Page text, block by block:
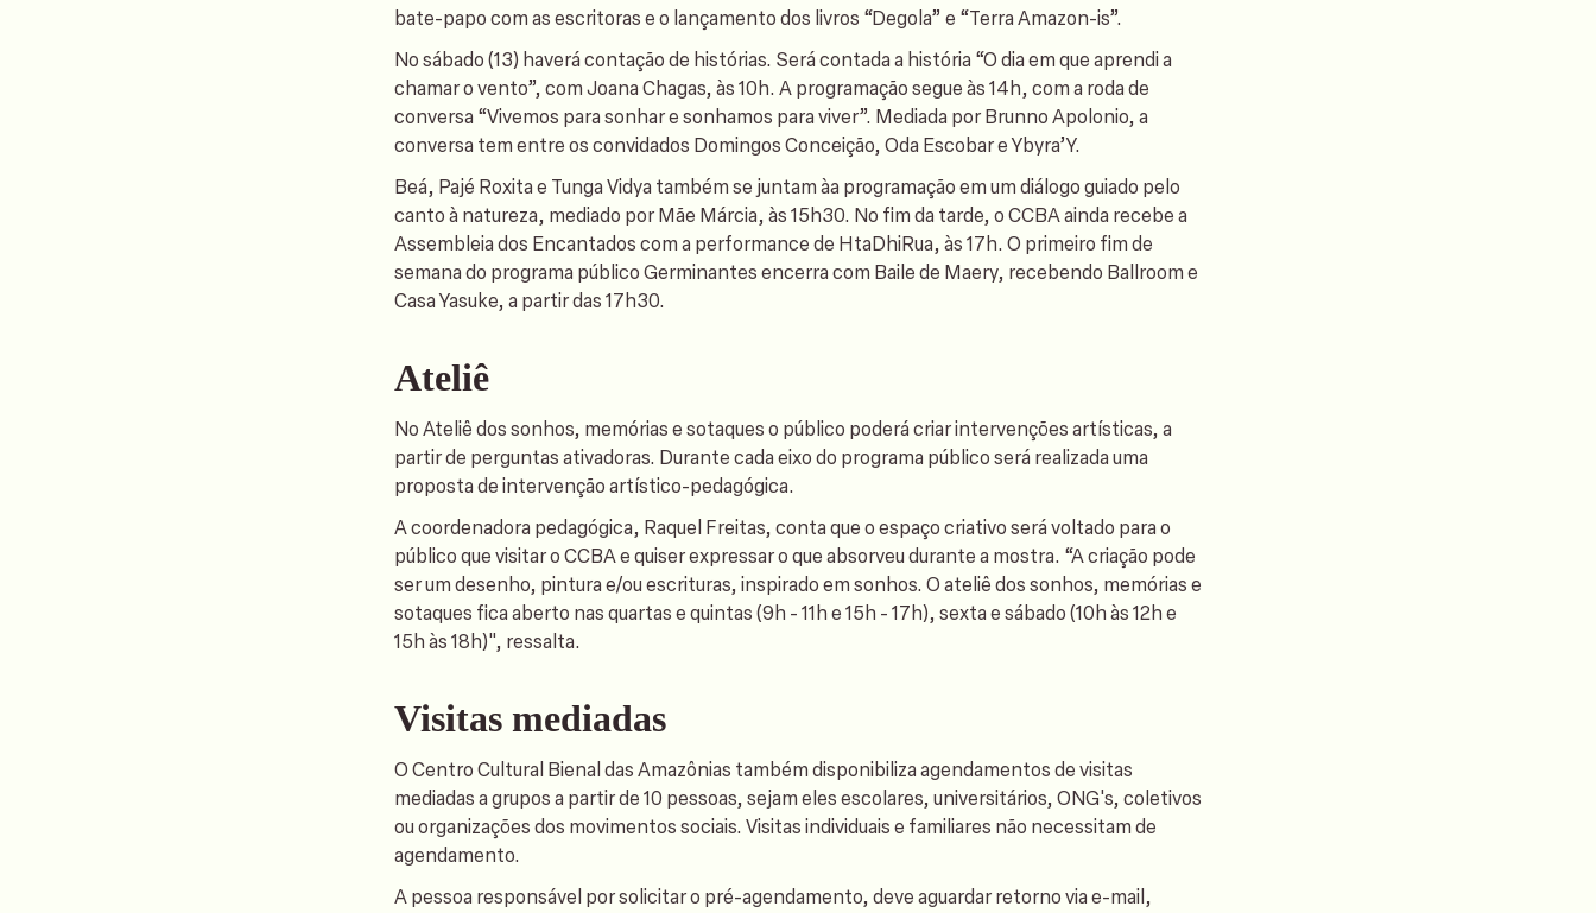
bate-papo com as escritoras e o lançamento dos livros “Degola” e “Terra Amazon-is”.
No sábado (13) haverá contação de histórias. Será contada a história “O dia em que aprendi a
chamar o vento”, com Joana Chagas, às 10h. A programação segue às 14h, com a roda de
conversa “Vivemos para sonhar e sonhamos para viver”. Mediada por Brunno Apolonio, a
conversa tem entre os convidados Domingos Conceição, Oda Escobar e Ybyra’Y.
Beá, Pajé Roxita e Tunga Vidya também se juntam àa programação em um diálogo guiado pelo
canto à natureza, mediado por Mãe Márcia, às 15h30. No fim da tarde, o CCBA ainda recebe a
Assembleia dos Encantados com a performance de HtaDhiRua, às 17h. O primeiro fim de
semana do programa público Germinantes encerra com Baile de Maery, recebendo Ballroom e
Casa Yasuke, a partir das 17h30.
Ateliê
No Ateliê dos sonhos, memórias e sotaques o público poderá criar intervenções artísticas, a
partir de perguntas ativadoras. Durante cada eixo do programa público será realizada uma
proposta de intervenção artístico-pedagógica.
A coordenadora pedagógica, Raquel Freitas, conta que o espaço criativo será voltado para o
público que visitar o CCBA e quiser expressar o que absorveu durante a mostra. “A criação pode
ser um desenho, pintura e/ou escrituras, inspirado em sonhos. O ateliê dos sonhos, memórias e
sotaques fica aberto nas quartas e quintas (9h - 11h e 15h - 17h), sexta e sábado (10h às 12h e
15h às 18h)", ressalta.
Visitas mediadas
O Centro Cultural Bienal das Amazônias também disponibiliza agendamentos de visitas
mediadas a grupos a partir de 10 pessoas, sejam eles escolares, universitários, ONG's, coletivos
ou organizações dos movimentos sociais. Visitas individuais e familiares não necessitam de
agendamento.
A pessoa responsável por solicitar o pré-agendamento, deve aguardar retorno via e-mail,